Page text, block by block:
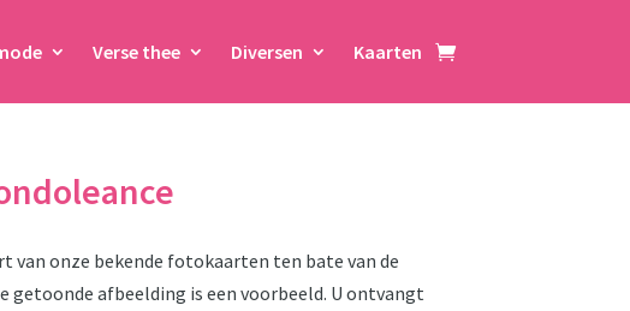
Verse thee Diversen Kaarten
van onze bekende fotokaarten ten bate van de
getoonde afbeelding is een voorbeeld. U ontvangt